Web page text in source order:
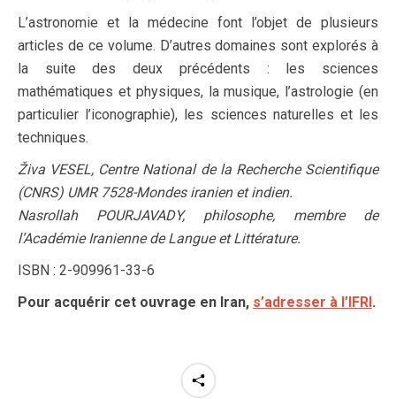
L’astronomie et la médecine font l’objet de plusieurs
articles de ce volume. D’autres domaines sont explorés à
la suite des deux précédents : les sciences
mathématiques et physiques, la musique, l’astrologie (en
particulier l’iconographie), les sciences naturelles et les
techniques.
Živa VESEL, Centre National de la Recherche Scientifique
(CNRS) UMR 7528-Mondes iranien et indien.
Nasrollah POURJAVADY, philosophe, membre de
l’Académie Iranienne de Langue et Littérature.
ISBN : 2-909961-33-6
Pour acquérir cet ouvrage en Iran, s’adresser à l’IFRI.